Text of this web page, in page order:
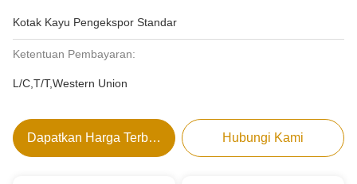
Kotak Kayu Pengekspor Standar
Ketentuan Pembayaran:
L/C,T/T,Western Union
Dapatkan Harga Terbaik Hubungi Kami